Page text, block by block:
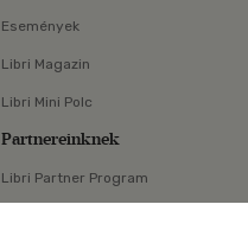
×
Események
Libri Magazin
Libri Mini Polc
Partnereinknek
Libri Partner Program